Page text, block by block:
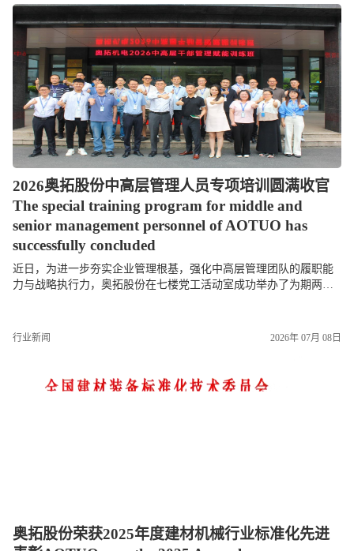
2026奥拓股份中高层管理人员专项培训圆满收官
The special training program for middle and
senior management personnel of AOTUO has
successfully concluded
近日，为进一步夯实企业管理根基，强化中高层管理团队的履职能
力与战略执行力，奥拓股份在七楼党工活动室成功举办了为期两天
行业新闻 2026年 07月 08日
奥拓股份荣获2025年度建材机械行业标准化先进